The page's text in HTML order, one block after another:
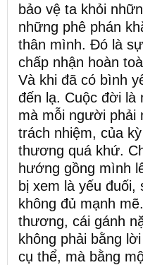
bảo vệ ta khỏi
những phê phán
thân mình. Đó là
chấp nhận hoàn
Và khi đã có bình
đến lạ. Cuộc đời là
mà mỗi người phải
trách nhiệm, của
thương quá khứ.
hướng gồng mình
bị xem là yếu
không đủ mạnh
thương, cái gánh
không phải bằng
cụ thể, mà bằng